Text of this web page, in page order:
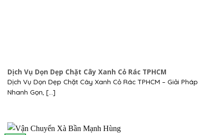
Dịch Vụ Dọn Dẹp Chặt Cây Xanh Cỏ Rác TPHCM
Dịch Vụ Dọn Dẹp Chặt Cây Xanh Cỏ Rác TPHCM – Giải Pháp
Nhanh Gọn, [...]